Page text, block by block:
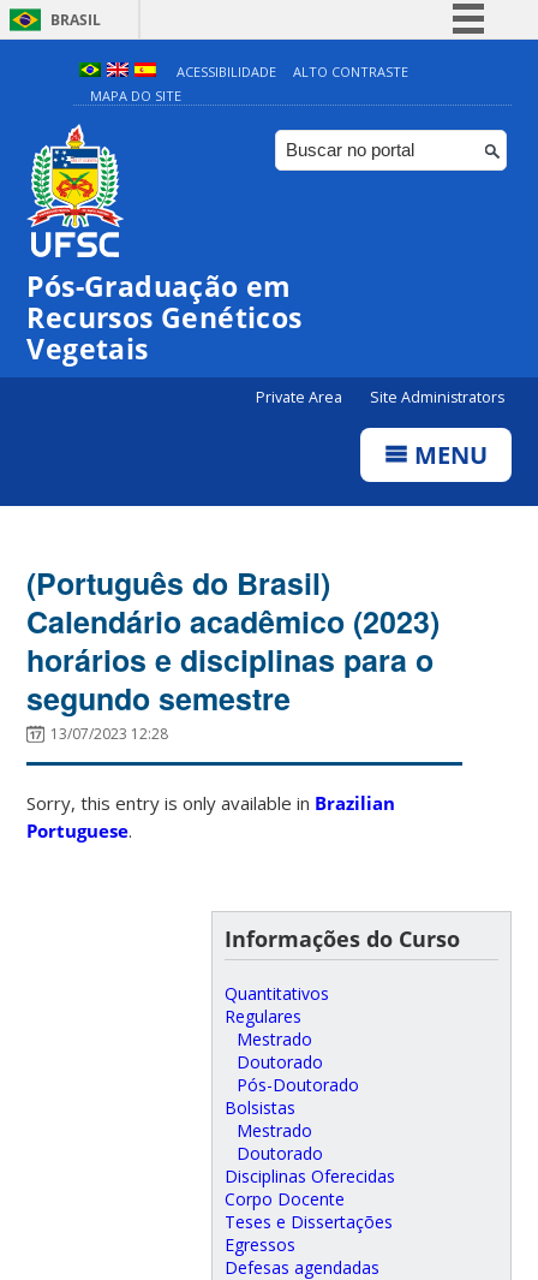
BRASIL
Simplifique!
Comunica BR
Participe
ACESSIBILIDADE
ALTO CONTRASTE
MAPA DO SITE
Pós-Graduação em
Recursos Genéticos
Vegetais
Private Area Site Administrators
MENU
(Português do Brasil)
Calendário acadêmico (2023)
horários e disciplinas para o
segundo semestre
13/07/2023 12:28
Sorry, this entry is only available in Brazilian
Portuguese.
Informações do Curso
Quantitativos
Regulares
Mestrado
Doutorado
Pós-Doutorado
Bolsistas
Mestrado
Doutorado
Disciplinas Oferecidas
Corpo Docente
Teses e Dissertações
Egressos
Defesas agendadas